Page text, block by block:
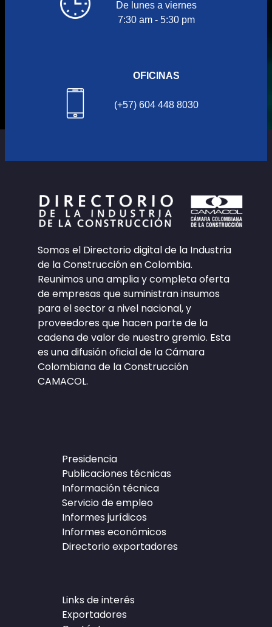
De lunes a viernes
7:30 am - 5:30 pm
OFICINAS
(+57) 604 448 8030
Somos el Directorio digital de la Industria
de la Construcción en Colombia.
Reunimos una amplia y completa oferta
de empresas que suministran insumos
para el sector a nivel nacional, y
proveedores que hacen parte de la
cadena de valor de nuestro gremio. Esta
es una difusión oficial de la Cámara
Colombiana de la Construcción
CAMACOL.
Presidencia
Publicaciones técnicas
Información técnica
Servicio de empleo
Informes jurídicos
Informes económicos
Directorio exportadores
Links de interés
Exportadores